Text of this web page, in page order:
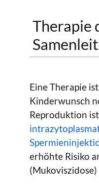
Therapie
Eine Therapie
Kinderwunsch
Reproduktion
erhöhte Risiko